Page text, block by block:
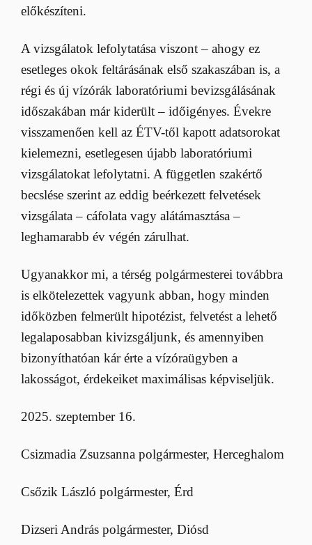
előkészíteni.
A vizsgálatok lefolytatása viszont – ahogy ez
esetleges okok feltárásának első szakaszában is, a
régi és új vízórák laboratóriumi bevizsgálásának
időszakában már kiderült – időigényes. Évekre
visszamenően kell az ÉTV-től kapott adatsorokat
kielemezni, esetlegesen újabb laboratóriumi
vizsgálatokat lefolytatni. A független szakértő
becslése szerint az eddig beérkezett felvetések
vizsgálata – cáfolata vagy alátámasztása –
leghamarabb év végén zárulhat.
Ugyanakkor mi, a térség polgármesterei továbbra
is elkötelezettek vagyunk abban, hogy minden
időközben felmerült hipotézist, felvetést a lehető
legalaposabban kivizsgáljunk, és amennyiben
bizonyíthatóan kár érte a vízóraügyben a
lakosságot, érdekeiket maximálisas képviseljük.
2025. szeptember 16.
Csizmadia Zsuzsanna polgármester, Herceghalom
Csőzik László polgármester, Érd
Dizseri András polgármester, Diósd